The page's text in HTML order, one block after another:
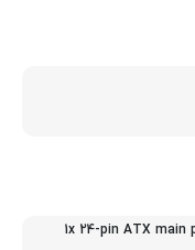
1x 24-pin ATX main